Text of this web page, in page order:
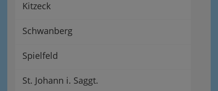
Kitzeck
Schwanberg
Spielfeld
St. Johann i. Saggt.